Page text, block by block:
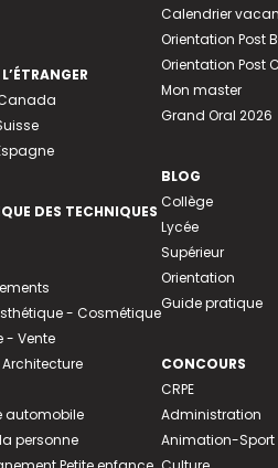
DES TECHNIQUES
- Cosmétique
- Vente
automobile
personne
Calendrier
Orientation Post
Orientation Post
Mon master
Grand Oral 2026
BLOG
Collège
Lycée
Supérieur
Orientation
Guide pratique
CONCOURS
CRPE
Administration
Animation-Sport